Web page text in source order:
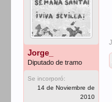
Jorge_
Diputado de tramo
Se incorporó:
14 de Noviembre de
2010